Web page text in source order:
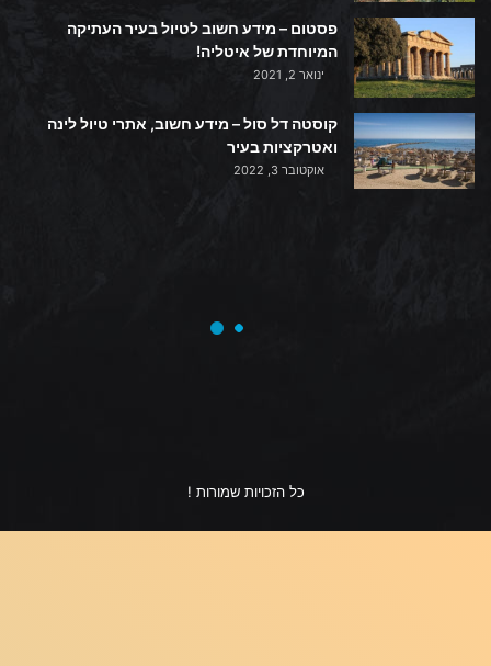
פסטום – מידע חשוב לטיול בעיר העתיקה
המיוחדת של איטליה!
ינואר 2, 2021
קוסטה דל סול – מידע חשוב, אתרי טיול לינה
ואטרקציות בעיר
אוקטובר 3, 2022
כל הזכויות שמורות !